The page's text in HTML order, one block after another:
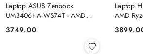
Laptop ASUS Zenbook
UM3406HA-WS74T - AMD
512GB | 14" OLED (1920x1200)
Cena:
3749.00
Laptop
AMD
GeForce
Cena: